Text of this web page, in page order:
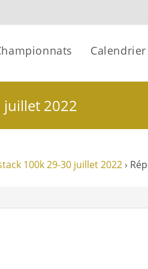
Calendrier
juillet 2022
100k 29-30 juillet 2022 ›